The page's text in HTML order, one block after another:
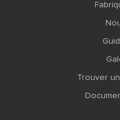
Trouver